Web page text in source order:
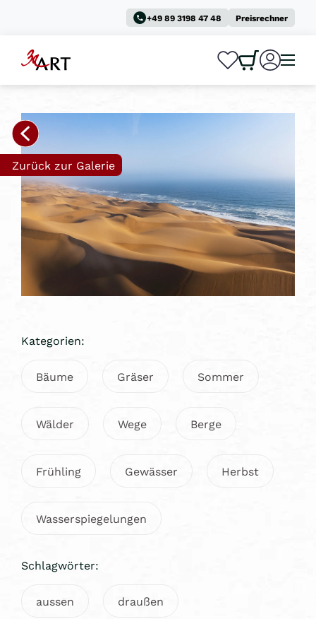
+49 89 3198 47 48 Preisrechner
0
Zurück zur Galerie
Kategorien:
Bäume Gräser Sommer
Wälder Wege Berge
Frühling Gewässer Herbst
Wasserspiegelungen
Schlagwörter:
aussen draußen